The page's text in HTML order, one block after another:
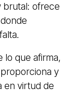
brutal: ofrece
lo que afirma,
y
en virtud de